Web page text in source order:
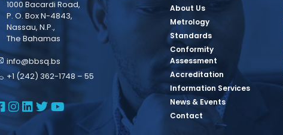
1000 Bacardi Road,
P. O. Box N-4843,
Nassau, N.P.,
The Bahamas
info@bbsq.bs
+1 (242) 362-1748 – 55
BBSQ Facebook Page
BBSQ Instagram Page
BBSQ Linkedin Page
BBSQ Twitter Page
BBSQ Youtube Page
About Us
Metrology
Standards
Conformity
Assessment
Accreditation
Information Services
News & Events
Contact